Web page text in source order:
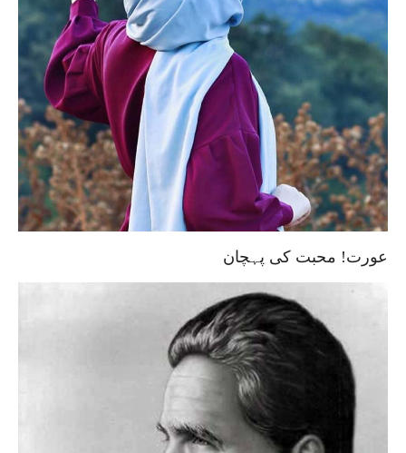
عورت! محبت کی پہچان